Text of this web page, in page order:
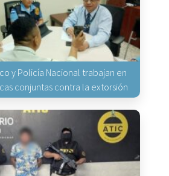
y Policía Nacional trabajan en
conjuntas contra la extorsión